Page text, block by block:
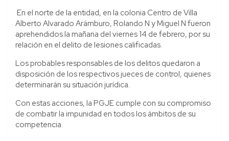
En el norte de la entidad, en la colonia Centro de Villa
Alberto Alvarado Arámburo, Rolando N y Miguel N fueron
aprehendidos la mañana del viernes 14 de febrero, por su
relación en el delito de lesiones calificadas.
Los probables responsables de los delitos quedaron a
disposición de los respectivos jueces de control, quienes
determinarán su situación jurídica.
Con estas acciones, la PGJE cumple con su compromiso
de combatir la impunidad en todos los ámbitos de su
competencia.